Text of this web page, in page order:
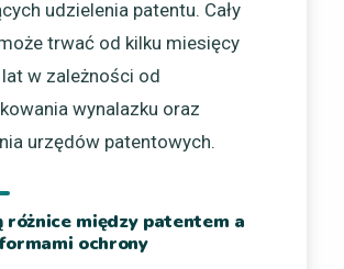
udzielenia patentu. Cały
trwać od kilku miesięcy
w zależności od
wynalazku oraz
urzędów patentowych.
różnice między patentem a
ochrony